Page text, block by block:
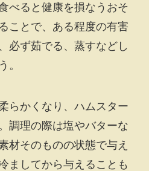
べると健康を損なうおそ
ことで、ある程度の有害
必ず茹でる、蒸すなどし
。
らかくなり、ハムスター
調理の際は塩やバターな
材そのものの状態で与え
ましてから与えることも